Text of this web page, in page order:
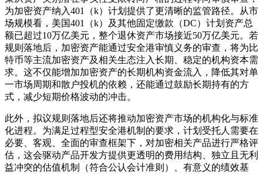
为加密资产纳入401（k）计划提供了更清晰的监管路径。从市
场规模看，美国401（k）及其他固定缴款（DC）计划资产总
额已超过10万亿美元，整个退休资产市场接近50万亿美元。若
规则落地后，加密资产能通过安全港审慎义务的审查，将为比
特币等主流加密资产及相关生态注入长期、稳定的机构资本需
求。这不仅能增加加密资产的长期机构资金流入，降低其对单
一市场周期和散户投机的依赖，还能通过鼓励长期持有的方
式，减少短期价格波动的冲击。
此外，拟议规则落地后还将推动加密资产市场的机构化与标准
化进程。为满足过程型安全港机制的要求，计划受托人需要在
必要、客观、全面的审查框架下，对加密相关产品进行严格评
估，这会驱动产品开发方提供更透明的费用结构、独立且无利
益冲突的估值机制（符合公认会计准则）、有意义的绩效基